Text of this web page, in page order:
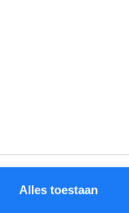
Alles toestaan
politiek met